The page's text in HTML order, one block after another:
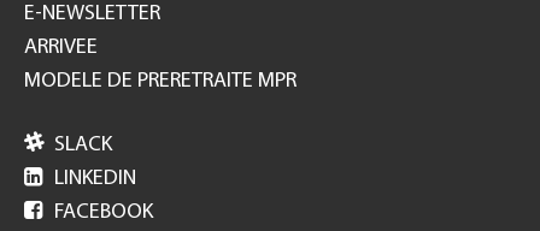
E-NEWSLETTER
ARRIVEE
MODELE DE PRERETRAITE MPR
 SLACK
 LINKEDIN
 FACEBOOK